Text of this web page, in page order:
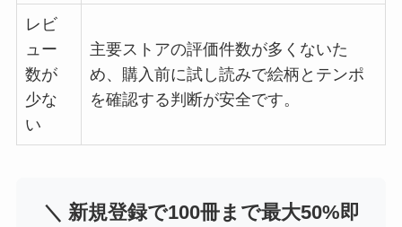
レビ
ュー
数が
少な
い
主要ストアの評価件数が多くないた
め、購入前に試し読みで絵柄とテンポ
を確認する判断が安全です。
＼ 新規登録で100冊まで最大50%即